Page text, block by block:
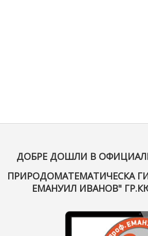
ДОБРЕ ДОШЛИ В
ПРИРОДОМАТЕМАТИЧЕСКА
ЕМАНУИЛ ИВАНОВ"